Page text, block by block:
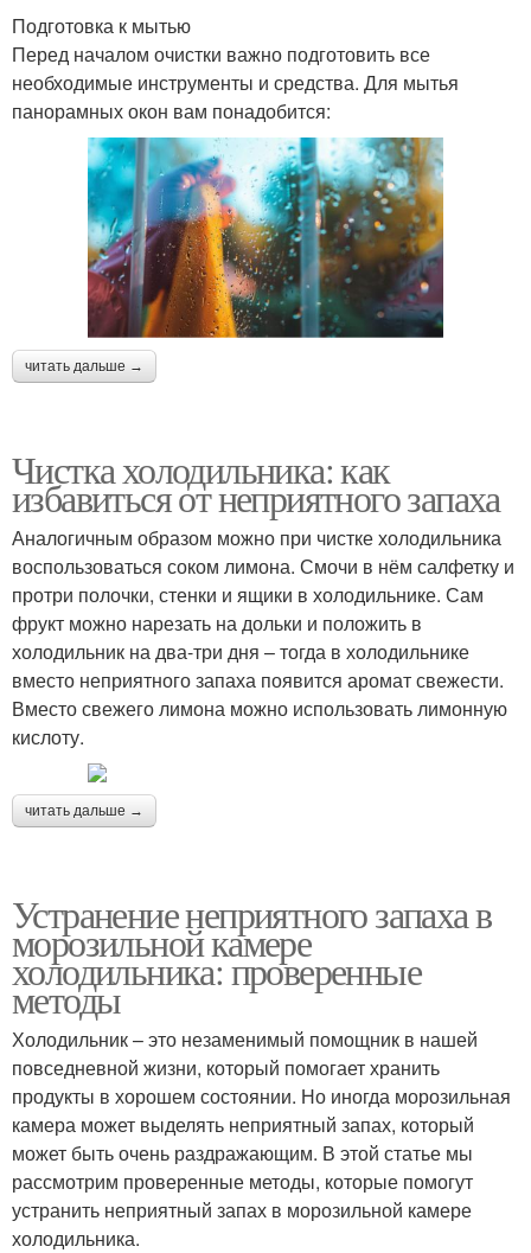
Подготовка к мытью
Перед началом очистки важно подготовить все
необходимые инструменты и средства. Для мытья
панорамных окон вам понадобится:
читать дальше →
Чистка холодильника: как
избавиться от неприятного запаха
Аналогичным образом можно при чистке холодильника
воспользоваться соком лимона. Смочи в нём салфетку и
протри полочки, стенки и ящики в холодильнике. Сам
фрукт можно нарезать на дольки и положить в
холодильник на два-три дня – тогда в холодильнике
вместо неприятного запаха появится аромат свежести.
Вместо свежего лимона можно использовать лимонную
кислоту.
читать дальше →
Устранение неприятного запаха в
морозильной камере
холодильника: проверенные
методы
Холодильник – это незаменимый помощник в нашей
повседневной жизни, который помогает хранить
продукты в хорошем состоянии. Но иногда морозильная
камера может выделять неприятный запах, который
может быть очень раздражающим. В этой статье мы
рассмотрим проверенные методы, которые помогут
устранить неприятный запах в морозильной камере
холодильника.